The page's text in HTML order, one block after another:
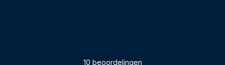
10 beoordelingen